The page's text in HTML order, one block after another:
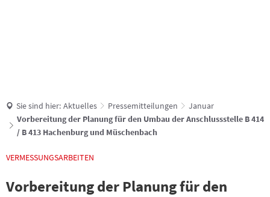
Sie sind hier: Aktuelles Pressemitteilungen
Januar
Vorbereitung der Planung für den Umbau der Anschlussstelle B 414
/ B 413 Hachenburg und Müschenbach
VERMESSUNGSARBEITEN
Vorbereitung der Planung für den